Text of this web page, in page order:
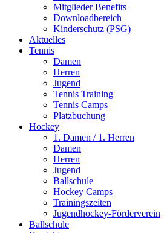
Mitglieder Benefits
Downloadbereich
Kinderschutz (PSG)
Aktuelles
Tennis
Damen
Herren
Jugend
Tennis Training
Tennis Camps
Platzbuchung
Hockey
1. Damen / 1. Herren
Damen
Herren
Jugend
Ballschule
Hockey Camps
Trainingszeiten
Jugendhockey-Förderverein
Ballschule